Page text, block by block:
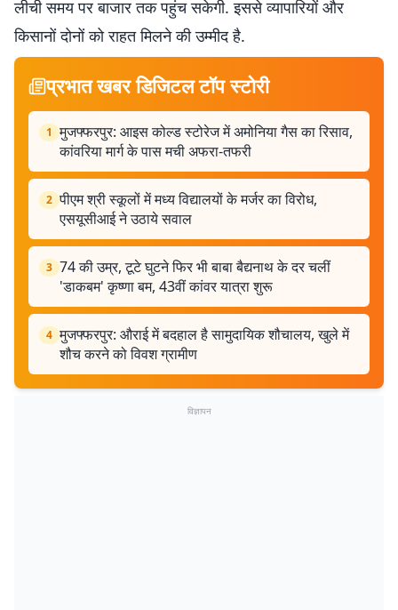
लीची समय पर बाजार तक पहुंच सकेगी. इससे व्यापारियों और
किसानों दोनों को राहत मिलने की उम्मीद है.
प्रभात खबर डिजिटल टॉप स्टोरी
1 मुजफ्फरपुर: आइस कोल्ड स्टोरेज में अमोनिया गैस का रिसाव,
कांवरिया मार्ग के पास मची अफरा-तफरी
2 पीएम श्री स्कूलों में मध्य विद्यालयों के मर्जर का विरोध,
एसयूसीआई ने उठाये सवाल
3 74 की उम्र, टूटे घुटने फिर भी बाबा बैद्यनाथ के दर चलीं
'डाकबम' कृष्णा बम, 43वीं कांवर यात्रा शुरू
4 मुजफ्फरपुर: औराई में बदहाल है सामुदायिक शौचालय, खुले में
शौच करने को विवश ग्रामीण
विज्ञापन